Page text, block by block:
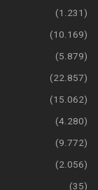
(1.231)
(10.169)
(5.879)
(22.857)
(15.062)
(4.280)
(9.772)
(2.056)
(35)